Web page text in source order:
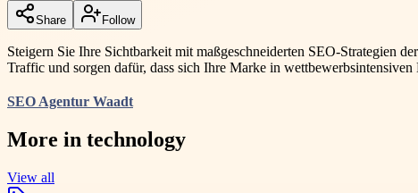
Share Follow
Steigern Sie Ihre Sichtbarkeit mit maßgeschneiderten SEO-Strategien
Traffic und sorgen dafür, dass sich Ihre Marke in
SEO Agentur Waadt
More in technology
View all